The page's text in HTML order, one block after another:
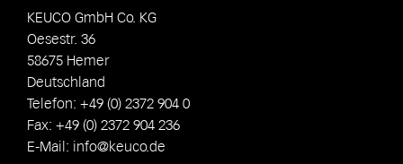
KEUCO GmbH Co. KG
Oesestr. 36
58675 Hemer
Deutschland
Telefon: +49 (0) 2372 904 0
Fax: +49 (0) 2372 904 236
E-Mail: info@keuco.de